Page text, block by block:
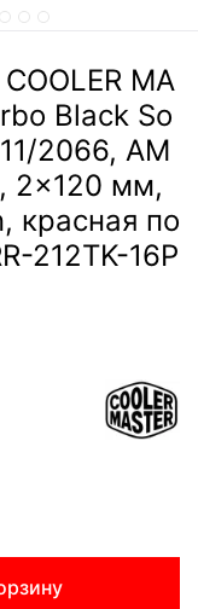
MA
Black So
2066, AM
2x120 мм,
красная по
212TK-16P